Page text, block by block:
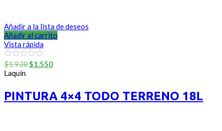
Añadir a la lista de deseos
Añadir al carrito
Vista rápida
0
out
of
$1.938El
era:
$1.938.
$1.550El
es:
$1.550.
Laquín
PINTURA 4×4 TODO TERRENO 18L